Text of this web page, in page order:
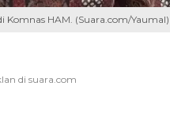
Komnas HAM. (Suara.com/Yaumal)